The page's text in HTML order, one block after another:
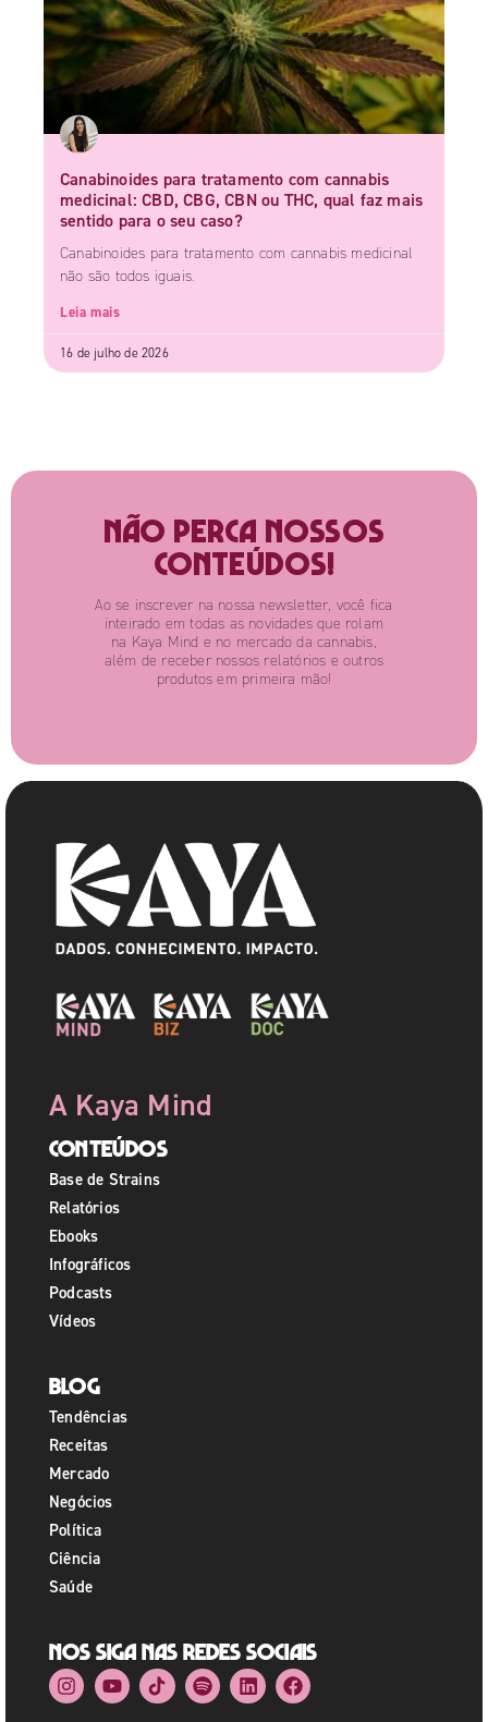
Canabinoides para tratamento com cannabis
medicinal: CBD, CBG, CBN ou THC, qual faz mais
sentido para o seu caso?
Canabinoides para tratamento com cannabis medicinal
não são todos iguais.
Leia mais
16 de julho de 2026
Não perca nossos
conteúdos!
Ao se inscrever na nossa newsletter, você fica
inteirado em todas as novidades que rolam
na Kaya Mind e no mercado da cannabis,
além de receber nossos relatórios e outros
produtos em primeira mão!
A Kaya Mind
Conteúdos
Base de Strains
Relatórios
Ebooks
Infográficos
Podcasts
Vídeos
Blog
Tendências
Receitas
Mercado
Negócios
Política
Ciência
Saúde
Nos siga nas redes sociais